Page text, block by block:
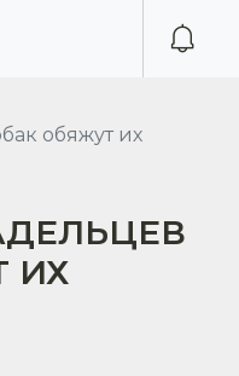
обяжут их
ИХ